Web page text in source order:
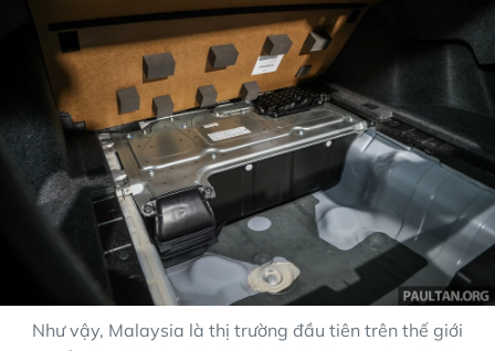
Như vậy, Malaysia là thị trường đầu tiên trên thế giới